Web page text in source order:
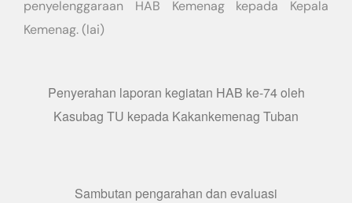
penyelenggaraan HAB Kemenag kepada Kepala
Kemenag. (lai)
Penyerahan laporan kegiatan HAB ke-74 oleh
Kasubag TU kepada Kakankemenag Tuban
Sambutan pengarahan dan evaluasi